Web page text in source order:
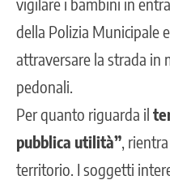
della Polizia Municipale
attraversare la strada in
pedonali.
Per quanto riguarda il
pubblica utilità” ,
territorio. I soggetti